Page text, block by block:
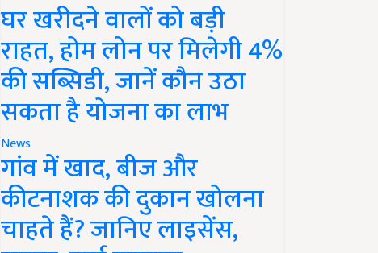
घर खरीदने वालों को बड़ी
राहत, होम लोन पर मिलेगी 4%
की सब्सिडी, जानें कौन उठा
सकता है योजना का लाभ
News
गांव में खाद, बीज और
कीटनाशक की दुकान खोलना
चाहते हैं? जानिए लाइसेंस,